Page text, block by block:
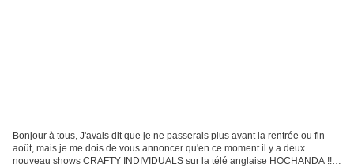
Bonjour à tous, J'avais dit que je ne passerais plus avant la rentrée ou fin
août, mais je me dois de vous annoncer qu'en ce moment il y a deux
nouveau shows CRAFTY INDIVIDUALS sur la télé anglaise HOCHANDA !!